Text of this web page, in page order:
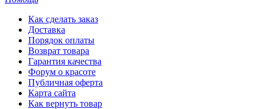
Как сделать заказ
Доставка
Порядок оплаты
Возврат товара
Гарантия качества
Форум о красоте
Публичная оферта
Карта сайта
Как вернуть товар